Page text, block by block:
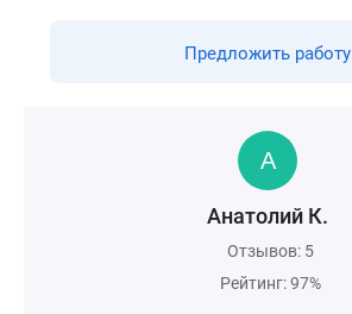
Предложить работу
Анатолий К.
Отзывов: 5
Рейтинг: 97%